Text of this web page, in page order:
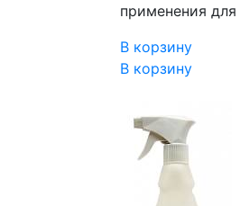
применения
В корзину
В корзину